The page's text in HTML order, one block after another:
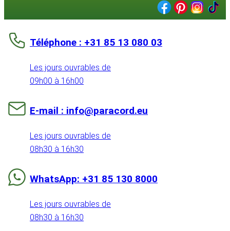
Téléphone : +31 85 13 080 03
Les jours ouvrables de
09h00 à 16h00
E-mail : info@paracord.eu
Les jours ouvrables de
08h30 à 16h30
WhatsApp: +31 85 130 8000
Les jours ouvrables de
08h30 à 16h30